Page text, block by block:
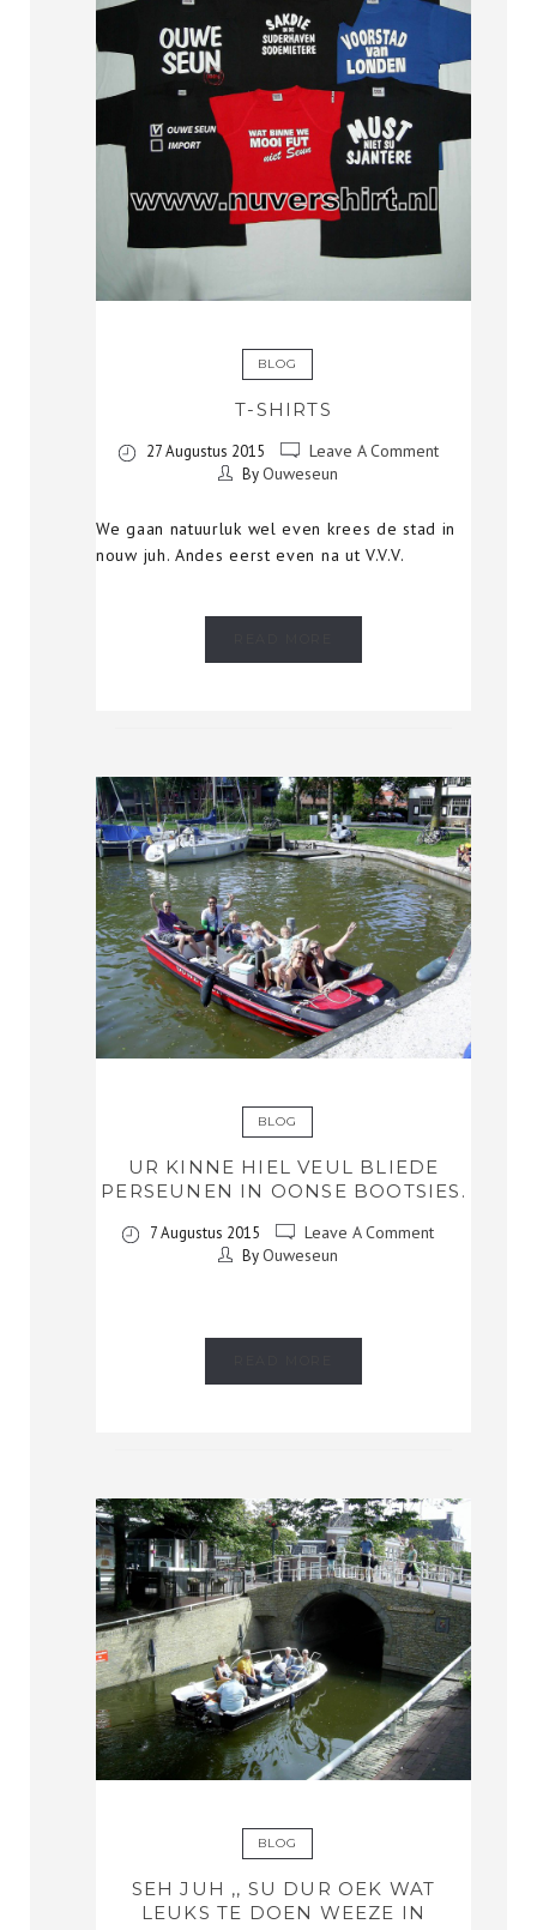
BLOG
T-SHIRTS
27 Augustus 2015 Leave A Comment
ByOuweseun
We gaan natuurluk wel even krees de stad in
nouw juh. Andes eerst even na ut V.V.V.
BLOG
UR KINNE HIEL VEUL BLIEDE
PERSEUNEN IN OONSE BOOTSIES.
7 Augustus 2015 Leave A Comment
ByOuweseun
BLOG
SEH JUH ,, SU DUR OEK WAT
LEUKS TE DOEN WEEZE IN